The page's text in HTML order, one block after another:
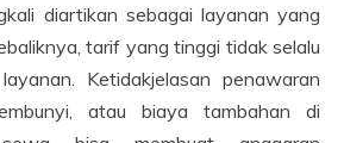
diartikan sebagai layanan yang
tarif yang tinggi tidak selalu
Ketidakjelasan penawaran
atau biaya tambahan di